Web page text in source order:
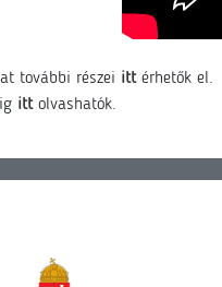
további részei itt érhetők el.
ittolvashatók.